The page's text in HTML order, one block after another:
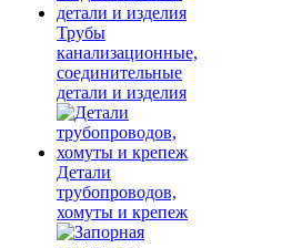
Трубы
канализационные,
соединительные
детали и изделия
Детали
трубопроводов,
хомуты и крепеж